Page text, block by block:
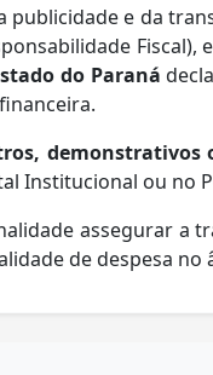
e da
do Paraná
Institucional ou no
assegurar a
de despesa